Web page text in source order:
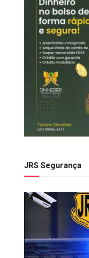
JRS Segurança